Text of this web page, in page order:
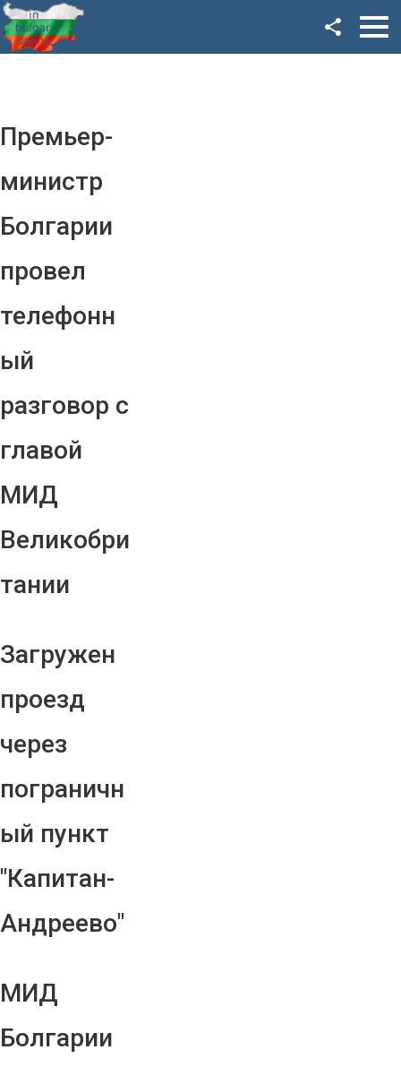
Премьер-
министр
Болгарии
провел
телефонн
ый
разговор с
главой
МИД
Великобри
тании
Загружен
проезд
через
пограничн
ый пункт
"Капитан-
Андреево"
МИД
Болгарии